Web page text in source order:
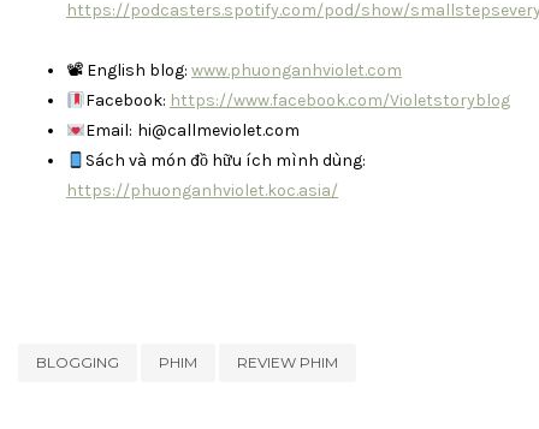
https://podcasters.spotify.com/pod/show/
📽 English blog: www.phuonganhviolet.com
Facebook: https://www.facebook.com/Violetstoryblog
Email: hi@callmeviolet.com
Sách và món đồ hữu ích mình dùng:
https://phuonganhviolet.koc.asia/
BLOGGING PHIM REVIEW PHIM